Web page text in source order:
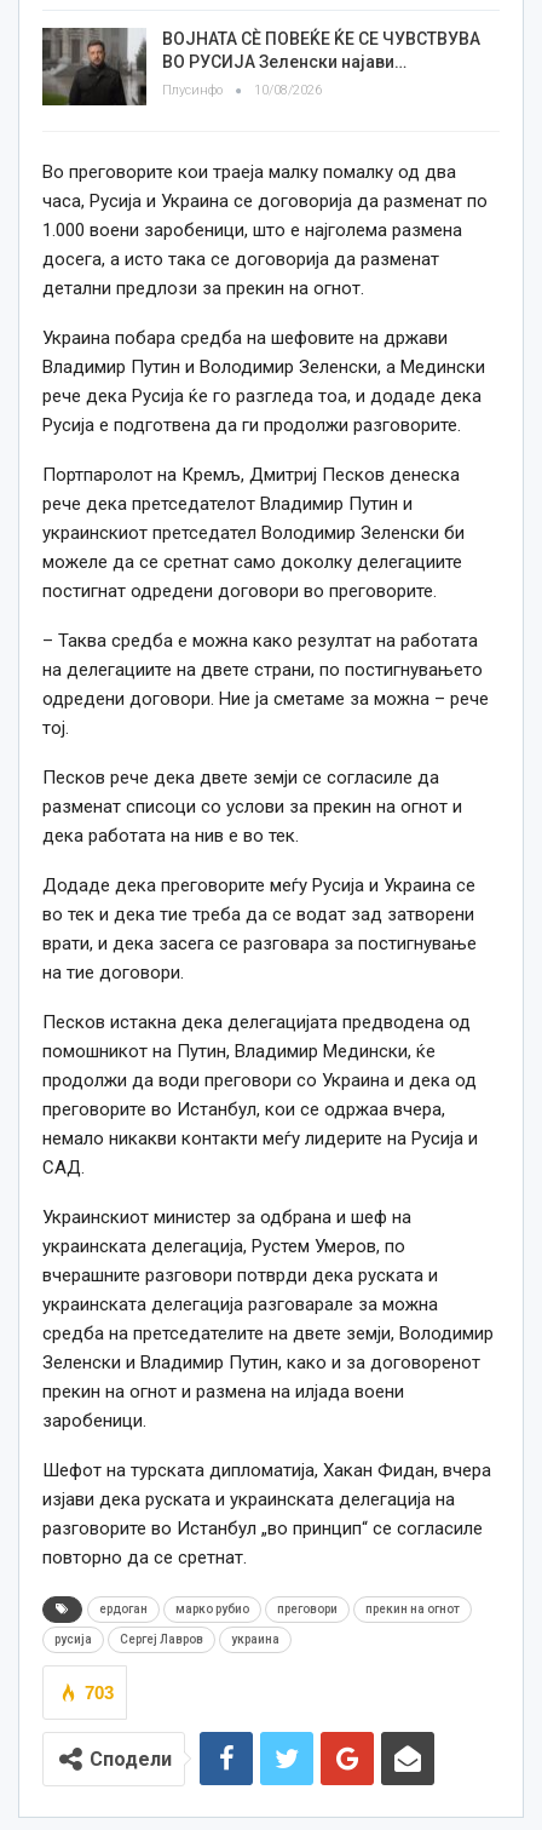
ВОЈНАТА СЀ ПОВЕЌЕ ЌЕ СЕ ЧУВСТВУВА
ВО РУСИЈА Зеленски најави…
Плусинфо 10/08/2026
Во преговорите кои траеја малку помалку од два
часа, Русија и Украина се договорија да разменат по
1.000 воени заробеници, што е најголема размена
досега, а исто така се договорија да разменат
детални предлози за прекин на огнот.
Украина побара средба на шефовите на држави
Владимир Путин и Володимир Зеленски, а Медински
рече дека Русија ќе го разгледа тоа, и додаде дека
Русија е подготвена да ги продолжи разговорите.
Портпаролот на Кремљ, Дмитриј Песков денеска
рече дека претседателот Владимир Путин и
украинскиот претседател Володимир Зеленски би
можеле да се сретнат само доколку делегациите
постигнат одредени договори во преговорите.
– Таква средба е можна како резултат на работата
на делегациите на двете страни, по постигнувањето
одредени договори. Ние ја сметаме за можна – рече
тој.
Песков рече дека двете земји се согласиле да
разменат списоци со услови за прекин на огнот и
дека работата на нив е во тек.
Додаде дека преговорите меѓу Русија и Украина се
во тек и дека тие треба да се водат зад затворени
врати, и дека засега се разговара за постигнување
на тие договори.
Песков истакна дека делегацијата предводена од
помошникот на Путин, Владимир Медински, ќе
продолжи да води преговори со Украина и дека од
преговорите во Истанбул, кои се одржаа вчера,
немало никакви контакти меѓу лидерите на Русија и
САД.
Украинскиот министер за одбрана и шеф на
украинската делегација, Рустем Умеров, по
вчерашните разговори потврди дека руската и
украинската делегација разговарале за можна
средба на претседателите на двете земји, Володимир
Зеленски и Владимир Путин, како и за договоренот
прекин на огнот и размена на илјада воени
заробеници.
Шефот на турската дипломатија, Хакан Фидан, вчера
изјави дека руската и украинската делегација на
разговорите во Истанбул „во принцип“ се согласиле
повторно да се сретнат.
ердоган марко рубио преговори прекин на огнот
русија Сергеј Лавров украина
703
Сподели